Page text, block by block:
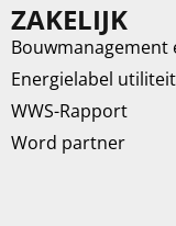
ZAKELIJK
Energielabel utiliteit
WWS-Rapport
Word partner